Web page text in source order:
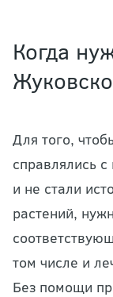
Когда
Для того,
справлялись
и не стали
растений,
том числе и
Без помощи